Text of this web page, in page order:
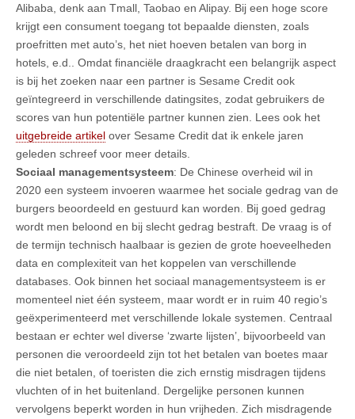
Alibaba, denk aan Tmall, Taobao en Alipay. Bij een hoge score
krijgt een consument toegang tot bepaalde diensten, zoals
proefritten met auto’s, het niet hoeven betalen van borg in
hotels, e.d.. Omdat financiële draagkracht een belangrijk aspect
is bij het zoeken naar een partner is Sesame Credit ook
geïntegreerd in verschillende datingsites, zodat gebruikers de
scores van hun potentiële partner kunnen zien. Lees ook het
uitgebreide artikel over Sesame Credit dat ik enkele jaren
geleden schreef voor meer details.
Sociaal managementsysteem: De Chinese overheid wil in
2020 een systeem invoeren waarmee het sociale gedrag van de
burgers beoordeeld en gestuurd kan worden. Bij goed gedrag
wordt men beloond en bij slecht gedrag bestraft. De vraag is of
de termijn technisch haalbaar is gezien de grote hoeveelheden
data en complexiteit van het koppelen van verschillende
databases. Ook binnen het sociaal managementsysteem is er
momenteel niet één systeem, maar wordt er in ruim 40 regio’s
geëxperimenteerd met verschillende lokale systemen. Centraal
bestaan er echter wel diverse ‘zwarte lijsten’, bijvoorbeeld van
personen die veroordeeld zijn tot het betalen van boetes maar
die niet betalen, of toeristen die zich ernstig misdragen tijdens
vluchten of in het buitenland. Dergelijke personen kunnen
vervolgens beperkt worden in hun vrijheden. Zich misdragende